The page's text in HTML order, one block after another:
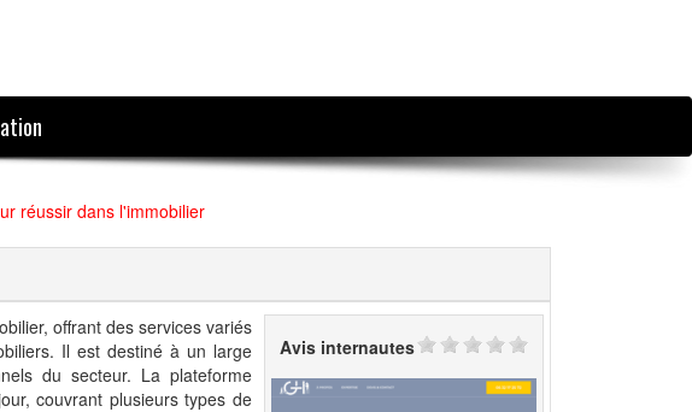
réussir dans l'immobilier
offrant des services variés
Il est destiné à un large
du secteur. La plateforme
couvrant plusieurs types de
Avis internautes